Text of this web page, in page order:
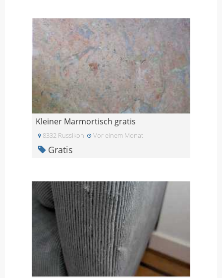
Kleiner Marmortisch gratis
8332 Russikon Vor einem Monat
Gratis